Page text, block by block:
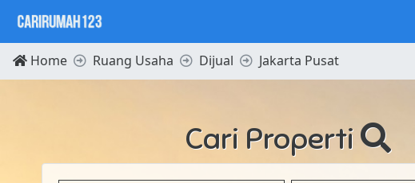
Home Ruang Usaha Dijual Jakarta Pusat
Cari Properti